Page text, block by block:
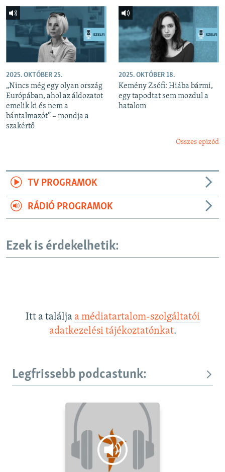
2025. OKTÓBER 25.
„Nincs még egy olyan ország
Európában, ahol az áldozatot
emelik ki és nem a
bántalmazót” – mondja a
szakértő
2025. OKTÓBER 18.
Kemény Zsófi: Hiába bármi,
egy tapodtat sem mozdul a
hatalom
Összes epizód
TV PROGRAMOK
RÁDIÓ PROGRAMOK
Ezek is érdekelhetik:
Itt a találja a médiatartalom-szolgáltatói
adatkezelési tájékoztatónkat.
Legfrissebb podcastunk: